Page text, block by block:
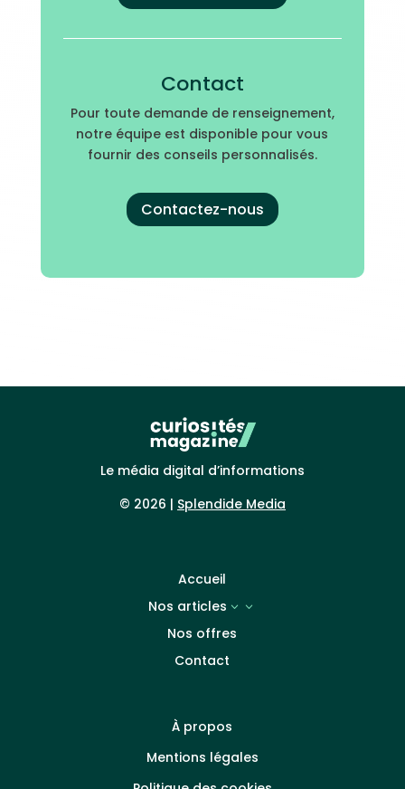
Contact
Pour toute demande de renseignement,
notre équipe est disponible pour vous
fournir des conseils personnalisés.
Contactez-nous
Le média digital d’informations
© 2026 | Splendide Media
Accueil
Nos articles
3
Nos offres
Contact
À propos
Mentions légales